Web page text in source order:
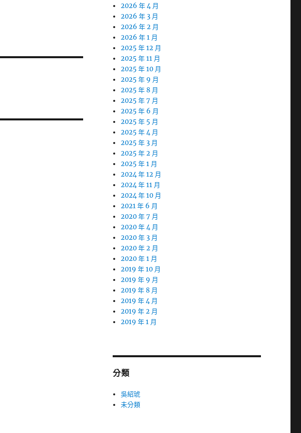
2026 年 4 月
2026 年 3 月
2026 年 2 月
2026 年 1 月
2025 年 12 月
2025 年 11 月
2025 年 10 月
2025 年 9 月
2025 年 8 月
2025 年 7 月
2025 年 6 月
2025 年 5 月
2025 年 4 月
2025 年 3 月
2025 年 2 月
2025 年 1 月
2024 年 12 月
2024 年 11 月
2024 年 10 月
2021 年 6 月
2020 年 7 月
2020 年 4 月
2020 年 3 月
2020 年 2 月
2020 年 1 月
2019 年 10 月
2019 年 9 月
2019 年 8 月
2019 年 4 月
2019 年 2 月
2019 年 1 月
分類
吳紹琥
未分類